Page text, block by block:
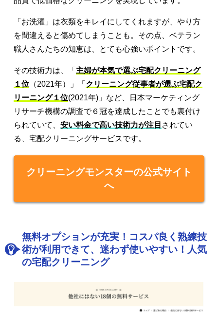
「お洗濯」は衣類をキレイにしてくれますが、やり方
を間違えると傷めてしまうことも。その点、ベテラン
職人さんたちの知恵は、とても心強いポイントです。
その技術力は、「 主婦が本気で選ぶ宅配クリーニング
１位 （2021年）」「 クリーニング従事者が選ぶ宅配ク
リーニング１位(2021年)」など、日本マーケティング
リサーチ機構の調査で６冠を達成したことでも裏付け
られていて、 安い料金で高い技術力が注目 されてい
る、宅配クリーニングサービスです。
クリーニングモンスターの公式サイト
へ
無料オプションが充実！コスパ良く熟練技
術が利用できて、迷わず使いやすい！人気
の宅配クリーニング